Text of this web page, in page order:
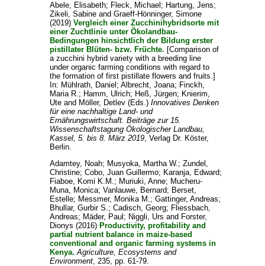
Abele, Elisabeth; Fleck, Michael ; Hartung, Jens;
Zikeli, Sabineand Graeff-Hönninger, Simone
(2019) Vergleich einer Zucchinihybridsorte mit
einer Zuchtlinie unter Ökolandbau-
Bedingungen hinsichtlich der Bildung erster
pistillater Blüten- bzw. Früchte. [Comparison of
a zucchini hybrid variety with a breeding line
under organic farming conditions with regard to
the formation of first pistillate flowers and fruits.]
In: Mühlrath, Daniel ; Albrecht, Joana; Finckh,
Maria R.; Hamm, Ulrich; Heß, Jürgen; Knierim,
Uteand Möller, Detlev(Eds.) Innovatives Denken
für eine nachhaltige Land- und
Ernährungswirtschaft. Beiträge zur 15.
Wissenschaftstagung Ökologischer Landbau,
Kassel, 5. bis 8. März 2019, Verlag Dr. Köster,
Berlin.
Adamtey, Noah; Musyoka, Martha W.; Zundel,
Christine; Cobo, Juan Guillermo; Karanja, Edward;
Fiaboe, Komi K.M.; Muriuki, Anne; Mucheru-
Muna, Monica; Vanlauwe, Bernard; Berset,
Estelle; Messmer, Monika M.; Gattinger, Andreas;
Bhullar, Gurbir S.; Cadisch, Georg; Fliessbach,
Andreas; Mäder, Paul ; Niggli, Urs and Forster,
Dionys (2016) Productivity, profitability and
partial nutrient balance in maize-based
conventional and organic farming systems in
Kenya. Agriculture, Ecosystems and
Environment, 235, pp. 61-79.